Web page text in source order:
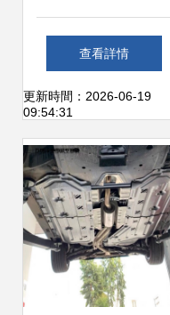
全面解析防護作用
與高性價比推薦
查看詳情
更新時間：2026-06-19
09:54:31